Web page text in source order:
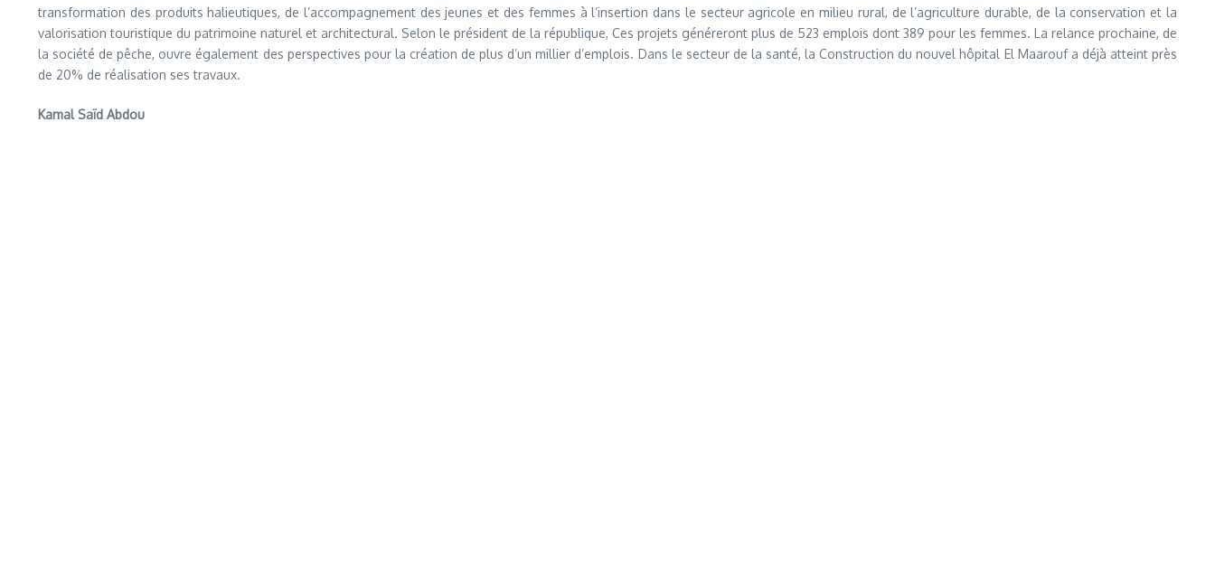
transformation des produits halieutiques, de l’accompagnement des jeunes et des femmes à l’insertion dans le secteur agricole en milieu rural, de l’agriculture durable, de la conservation et la
valorisation touristique du patrimoine naturel et architectural. Selon le président de la république, Ces projets généreront plus de 523 emplois dont 389 pour les femmes. La relance prochaine, de
la société de pêche, ouvre également des perspectives pour la création de plus d’un millier d’emplois. Dans le secteur de la santé, la Construction du nouvel hôpital El Maarouf a déjà atteint près
de 20% de réalisation ses travaux.
Kamal Saïd Abdou